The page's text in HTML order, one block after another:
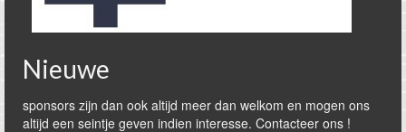
Nieuwe
sponsors zijn dan ook altijd meer dan welkom en mogen ons
altijd een seintje geven indien interesse. Contacteer ons !